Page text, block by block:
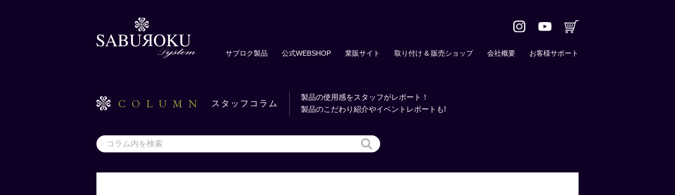
サブロク製品 公式WEBSHOP 業販サイト 取り付け & 販売ショップ 会社概要 お客様サポート
COLUMN スタッフコラム
製品の使用感をスタッフがレポート！
製品のこだわり紹介やイベントレポートも!